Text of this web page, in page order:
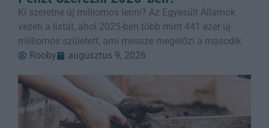
Ki szeretne új milliomos lenni? Az Egyesült Államok
vezeti a listát, ahol 2025-ben több mint 441 ezer új
milliomos született, ami messze megelőzi a második
Rooby
augusztus 9, 2026